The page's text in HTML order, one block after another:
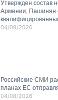
Утвержден состав
Армении, Пашинян
04/08/2026
Российские СМИ
планах ЕС
04/08/2026